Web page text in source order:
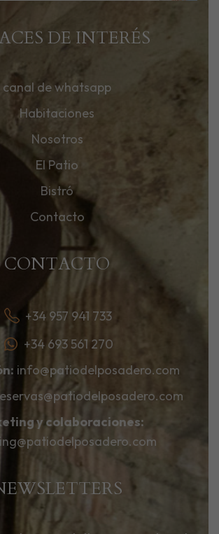
DE INTERÉS
canal de whatsapp
Habitaciones
Nosotros
El Patio
Bistró
Contacto
CONTACTO
+34 957 941 733
+34 693 561 270
info@patiodelposadero.com
y colaboraciones: